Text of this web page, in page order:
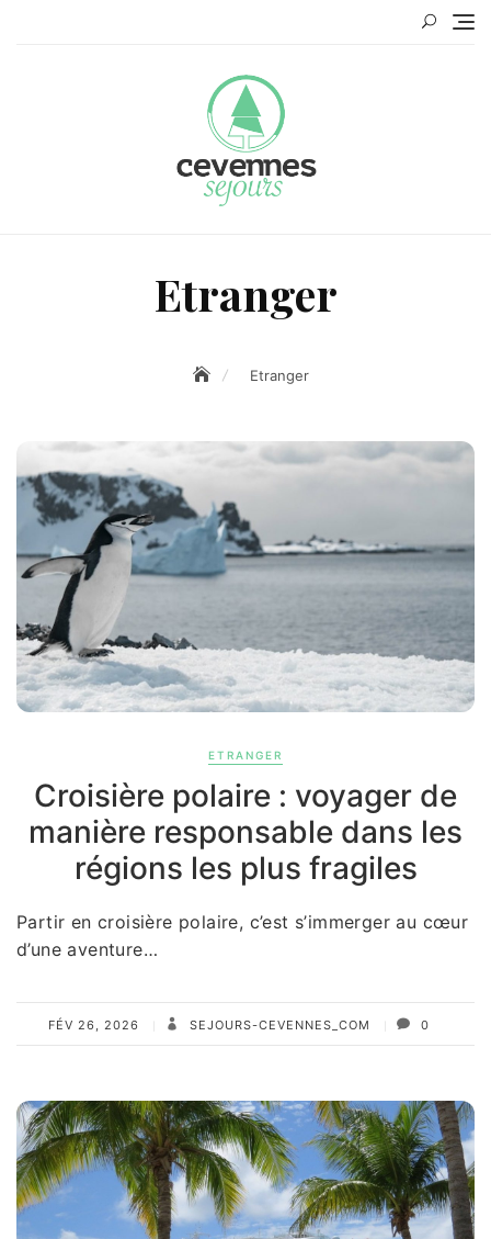
Etranger
Etranger
ETRANGER
Croisière polaire : voyager de
manière responsable dans les
régions les plus fragiles
Partir en croisière polaire, c’est s’immerger au cœur
d’une aventure…
FÉV 26, 2026 SEJOURS-CEVENNES_COM 0